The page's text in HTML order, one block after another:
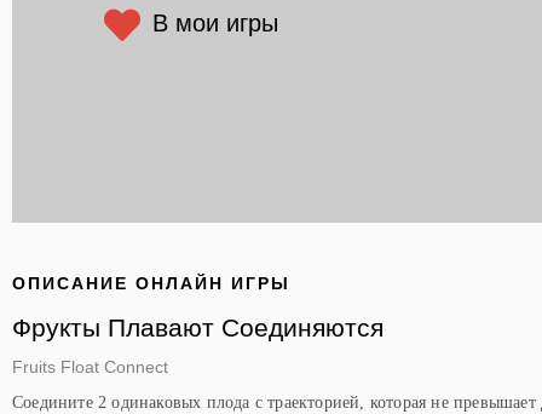
В мои игры
ОПИСАНИЕ ОНЛАЙН ИГРЫ
Фрукты Плавают Соединяются
Fruits Float Connect
Соедините 2 одинаковых плода с траекторией, которая не превышает